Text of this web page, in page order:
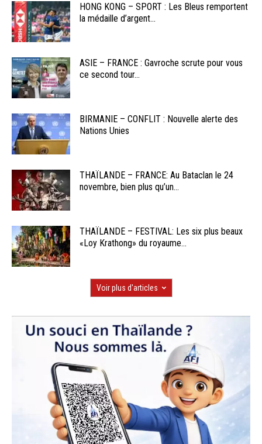
HONG KONG – SPORT : Les Bleus remportent
la médaille d’argent...
ASIE – FRANCE : Gavroche scrute pour vous
ce second tour...
BIRMANIE – CONFLIT : Nouvelle alerte des
Nations Unies
THAÏLANDE – FRANCE: Au Bataclan le 24
novembre, bien plus qu’un...
THAÏLANDE – FESTIVAL: Les six plus beaux
«Loy Krathong» du royaume...
Voir plus d'articles